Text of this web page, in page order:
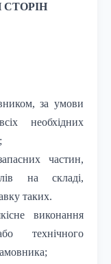
СТОРІН
за умови
необхідних
частин,
на складі,
таких.
виконання
технічного